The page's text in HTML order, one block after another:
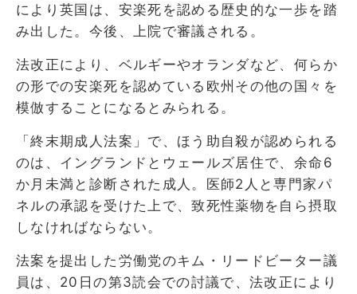
により英国は、安楽死を認める歴史的な一歩を踏
み出した。今後、上院で審議される。
法改正により、ベルギーやオランダなど、何らか
の形での安楽死を認めている欧州その他の国々を
模倣することになるとみられる。
「終末期成人法案」で、ほう助自殺が認められる
のは、イングランドとウェールズ居住で、余命6
か月未満と診断された成人。医師2人と専門家パ
ネルの承認を受けた上で、致死性薬物を自ら摂取
しなければならない。
法案を提出した労働党のキム・リードビーター議
員は、20日の第3読会での討議で、法改正により